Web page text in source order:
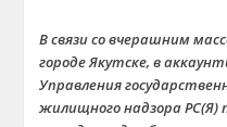
В связи со вчерашним
городе Якутске, в
Управления
жилищного надзора РС(Я)